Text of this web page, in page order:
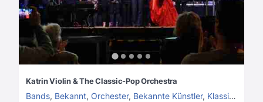
Katrin Violin & The Classic-Pop Orchestra
Bands, Bekannt, Orchester, Bekannte Künstler, Klassisches Orchester